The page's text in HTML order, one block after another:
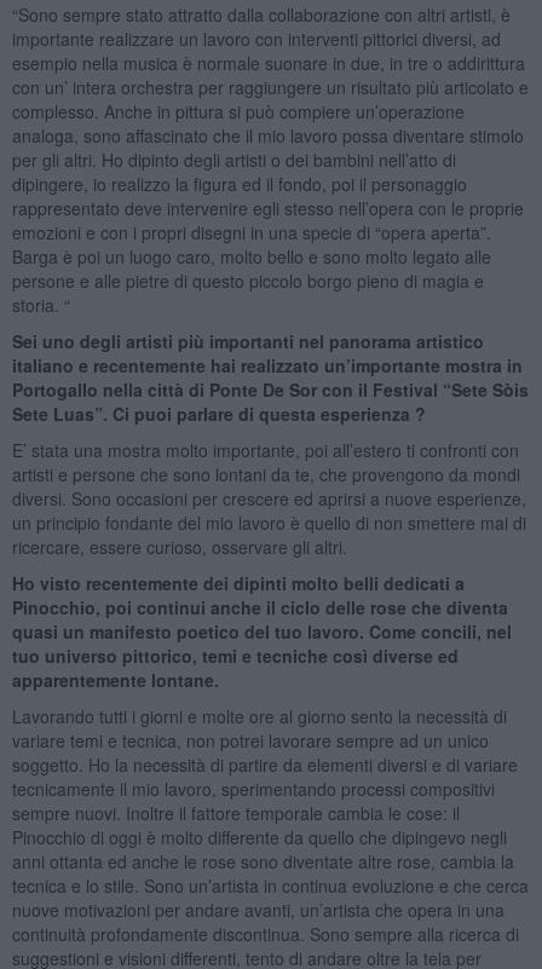
“Sono sempre stato attratto dalla collaborazione con altri artisti, è
importante realizzare un lavoro con interventi pittorici diversi, ad
esempio nella musica è normale suonare in due, in tre o addirittura
con un’ intera orchestra per raggiungere un risultato più articolato e
complesso. Anche in pittura si può compiere un’operazione
analoga, sono affascinato che il mio lavoro possa diventare stimolo
per gli altri. Ho dipinto degli artisti o dei bambini nell’atto di
dipingere, io realizzo la figura ed il fondo, poi il personaggio
rappresentato deve intervenire egli stesso nell’opera con le proprie
emozioni e con i propri disegni in una specie di “opera aperta”.
Barga è poi un luogo caro, molto bello e sono molto legato alle
persone e alle pietre di questo piccolo borgo pieno di magia e
storia. “
Sei uno degli artisti più importanti nel panorama artistico
italiano e recentemente hai realizzato un’importante mostra in
Portogallo nella città di Ponte De Sor con il Festival “Sete Sòis
Sete Luas”. Ci puoi parlare di questa esperienza ?
E’ stata una mostra molto importante, poi all’estero ti confronti con
artisti e persone che sono lontani da te, che provengono da mondi
diversi. Sono occasioni per crescere ed aprirsi a nuove esperienze,
un principio fondante del mio lavoro è quello di non smettere mai di
ricercare, essere curioso, osservare gli altri.
Ho visto recentemente dei dipinti molto belli dedicati a
Pinocchio, poi continui anche il ciclo delle rose che diventa
quasi un manifesto poetico del tuo lavoro. Come concili, nel
tuo universo pittorico, temi e tecniche così diverse ed
apparentemente lontane.
Lavorando tutti i giorni e molte ore al giorno sento la necessità di
variare temi e tecnica, non potrei lavorare sempre ad un unico
soggetto. Ho la necessità di partire da elementi diversi e di variare
tecnicamente il mio lavoro, sperimentando processi compositivi
sempre nuovi. Inoltre il fattore temporale cambia le cose: il
Pinocchio di oggi è molto differente da quello che dipingevo negli
anni ottanta ed anche le rose sono diventate altre rose, cambia la
tecnica e lo stile. Sono un’artista in continua evoluzione e che cerca
nuove motivazioni per andare avanti, un’artista che opera in una
continuità profondamente discontinua. Sono sempre alla ricerca di
suggestioni e visioni differenti, tento di andare oltre la tela per